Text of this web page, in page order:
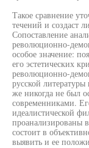
Такое сравнение
течений и создаст
Сопоставление
революционно-
особое значение:
его эстетических
революционно-
русской
же никогда не был
современниками.
идеалистической
проанализированы
состоит в
выявить и ее